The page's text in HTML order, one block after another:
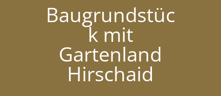
Baugrundstüc
k mit
Gartenland
Hirschaid